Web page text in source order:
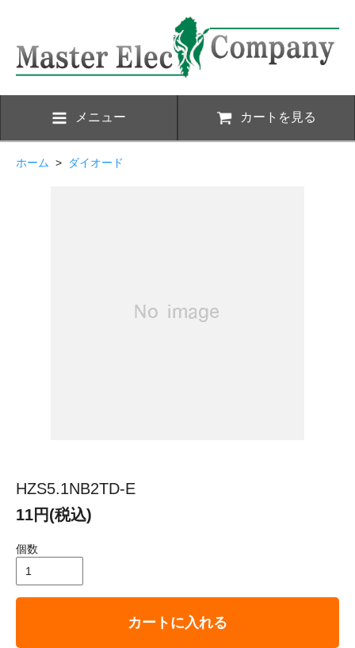
メニュー カートを見る
ホーム > ダイオード
HZS5.1NB2TD-E
11円(税込)
個数
カートに入れる